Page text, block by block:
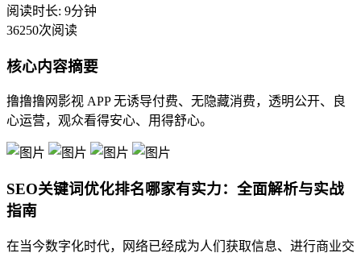
阅读时长: 9分钟
36250次阅读
核心内容摘要
撸撸撸网影视 APP 无诱导付费、无隐藏消费，透明公开、良
心运营，观众看得安心、用得舒心。
SEO关键词优化排名哪家有实力：全面解析与实战
指南
在当今数字化时代，网络已经成为人们获取信息、进行商业交